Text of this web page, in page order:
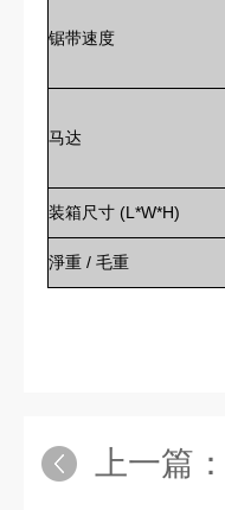
锯带速度
马达
装箱尺寸 (L*W*H)
淨重 / 毛重
上一篇：